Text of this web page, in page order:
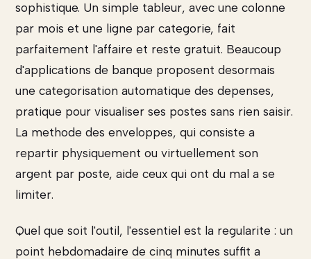
sophistique. Un simple tableur, avec une colonne
par mois et une ligne par categorie, fait
parfaitement l'affaire et reste gratuit. Beaucoup
d'applications de banque proposent desormais
une categorisation automatique des depenses,
pratique pour visualiser ses postes sans rien saisir.
La methode des enveloppes, qui consiste a
repartir physiquement ou virtuellement son
argent par poste, aide ceux qui ont du mal a se
limiter.
Quel que soit l'outil, l'essentiel est la regularite : un
point hebdomadaire de cinq minutes suffit a